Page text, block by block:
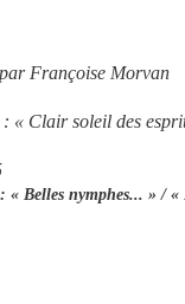
Françoise Morvan
« Clair soleil des
« Belles nymphes... » / «